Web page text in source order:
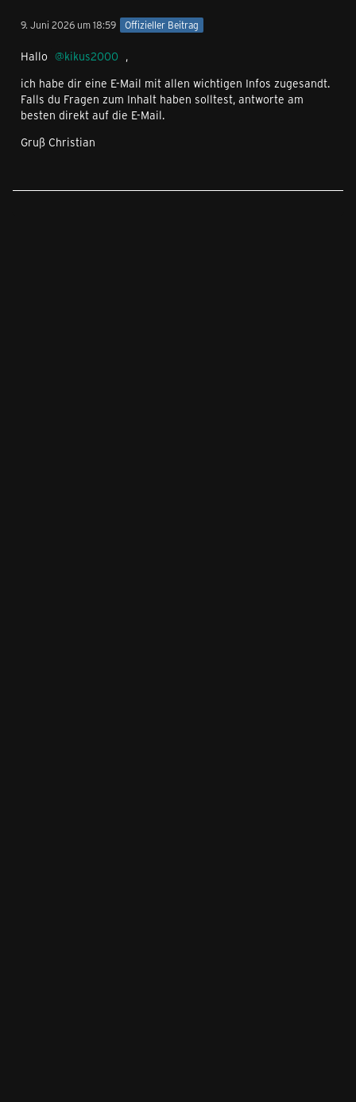
9. Juni 2026 um 18:59 Offizieller Beitrag
Hallo kikus2000 ,
ich habe dir eine E-Mail mit allen wichtigen Infos zugesandt.
Falls du Fragen zum Inhalt haben solltest, antworte am
besten direkt auf die E-Mail.
Gruß Christian